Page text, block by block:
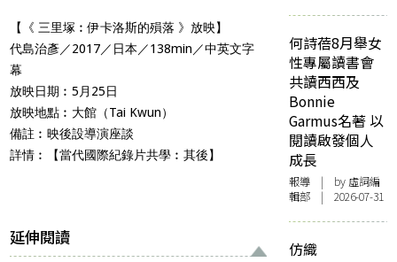
【《 三里塚︰伊卡洛斯的殞落 》放映】
代島治彥／2017／日本／138min／中英文字
幕
放映日期︰5月25日
放映地點︰大館（Tai Kwun）
備註︰映後設導演座談
詳情︰
【當代國際紀錄片共學︰其後】
延伸閱讀
何詩蓓8月舉女
性專屬讀書會
共讀西西及
Bonnie
Garmus名著 以
閱讀啟發個人
成長
報導 | by 虛詞編
輯部 | 2026-07-31
仿織